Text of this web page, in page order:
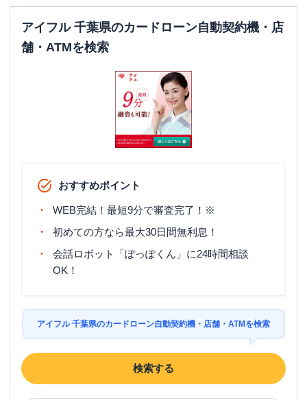
アイフル 千葉県のカードローン自動契約機・店
舗・ATMを検索
おすすめポイント
WEB完結！最短9分で審査完了！※
初めての方なら最大30日間無利息！
会話ロボット「ぽっぽくん」に24時間相談
OK！
アイフル 千葉県のカードローン自動契約機・店舗・ATMを検索
検索する